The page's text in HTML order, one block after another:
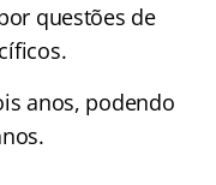
questões de
anos, podendo